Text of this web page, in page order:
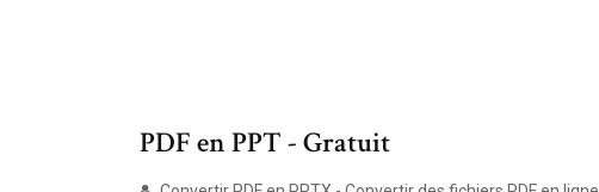
PDF en PPT - Gratuit